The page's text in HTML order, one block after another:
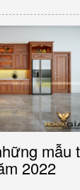
mẫu
2022